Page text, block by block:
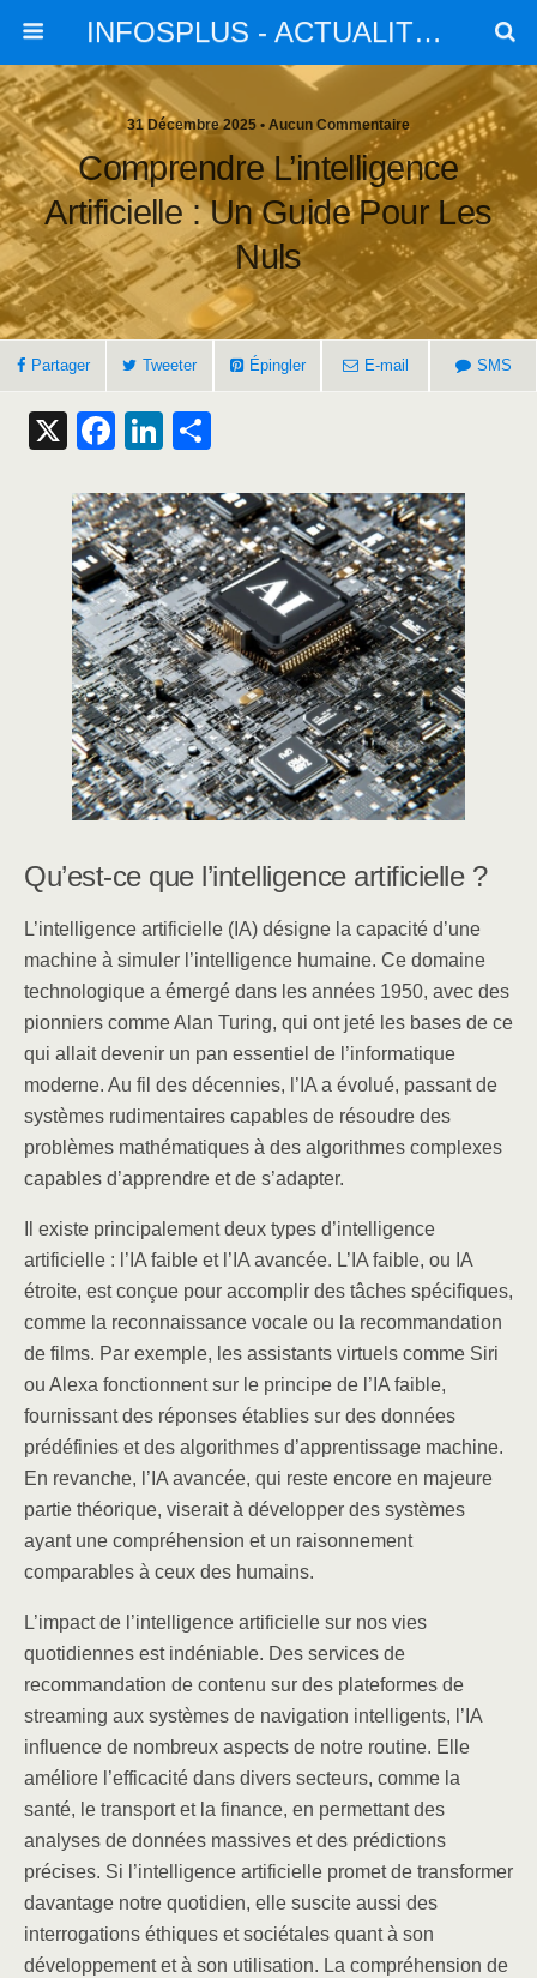
INFOSPLUS - ACTUALITES et INFOS
31 Décembre 2025 • Aucun Commentaire
Comprendre L’intelligence
Artificielle : Un Guide Pour Les
Nuls
Partager Tweeter Épingler E-mail SMS
X
F
c
e
b
o
o
k
Li
k
e
dI
n
ar
e
Qu’est-ce que l’intelligence artificielle ?
L’intelligence artificielle (IA) désigne la capacité d’une
machine à simuler l’intelligence humaine. Ce domaine
technologique a émergé dans les années 1950, avec des
pionniers comme Alan Turing, qui ont jeté les bases de ce
qui allait devenir un pan essentiel de l’informatique
moderne. Au fil des décennies, l’IA a évolué, passant de
systèmes rudimentaires capables de résoudre des
problèmes mathématiques à des algorithmes complexes
capables d’apprendre et de s’adapter.
Il existe principalement deux types d’intelligence
artificielle : l’IA faible et l’IA avancée. L’IA faible, ou IA
étroite, est conçue pour accomplir des tâches spécifiques,
comme la reconnaissance vocale ou la recommandation
de films. Par exemple, les assistants virtuels comme Siri
ou Alexa fonctionnent sur le principe de l’IA faible,
fournissant des réponses établies sur des données
prédéfinies et des algorithmes d’apprentissage machine.
En revanche, l’IA avancée, qui reste encore en majeure
partie théorique, viserait à développer des systèmes
ayant une compréhension et un raisonnement
comparables à ceux des humains.
L’impact de l’intelligence artificielle sur nos vies
quotidiennes est indéniable. Des services de
recommandation de contenu sur des plateformes de
streaming aux systèmes de navigation intelligents, l’IA
influence de nombreux aspects de notre routine. Elle
améliore l’efficacité dans divers secteurs, comme la
santé, le transport et la finance, en permettant des
analyses de données massives et des prédictions
précises. Si l’intelligence artificielle promet de transformer
davantage notre quotidien, elle suscite aussi des
interrogations éthiques et sociétales quant à son
développement et à son utilisation. La compréhension de